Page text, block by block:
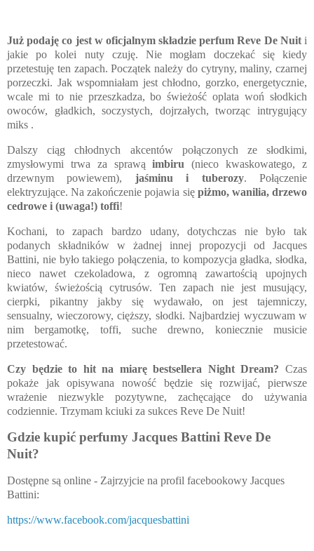
Już podaję co jest w oficjalnym składzie perfum Reve De Nuiti
jakie po kolei nuty czuję. Nie mogłam doczekać się kiedy
przetestuję ten zapach. Początek należy do cytryny, maliny, czarnej
porzeczki. Jak wspomniałam jest chłodno, gorzko, energetycznie,
wcale mi to nie przeszkadza, bo świeżość oplata woń słodkich
owoców, gładkich, soczystych, dojrzałych, tworząc intrygujący
miks .
Dalszy ciąg chłodnych akcentów połączonych ze słodkimi,
zmysłowymi trwa za sprawąimbiru (nieco kwaskowatego, z
drzewnym powiewem), jaśminu i tuberozy. Połączenie
elektryzujące. Na zakończenie pojawia się piżmo, wanilia, drzewo
cedrowe i (uwaga!) toffi!
Kochani, to zapach bardzo udany, dotychczas nie było tak
podanych składników w żadnej innej propozycji od Jacques
Battini, nie było takiego połączenia, to kompozycja gładka, słodka,
nieco nawet czekoladowa, z ogromną zawartością upojnych
kwiatów, świeżością cytrusów. Ten zapach nie jest musujący,
cierpki, pikantny jakby się wydawało, on jest tajemniczy,
sensualny, wieczorowy, cięższy, słodki. Najbardziej wyczuwam w
nim bergamotkę, toffi, suche drewno, koniecznie musicie
przetestować.
Czy będzie to hit na miarę bestsellera Night Dream? Czas
pokaże jak opisywana nowość będzie się rozwijać, pierwsze
wrażenie niezwykle pozytywne, zachęcające do używania
codziennie. Trzymam kciuki za sukces Reve De Nuit!
Gdzie kupić perfumy Jacques Battini Reve De
Nuit?
Dostępne są online - Zajrzyjcie na profil facebookowy Jacques
Battini:
https://www.facebook.com/jacquesbattini